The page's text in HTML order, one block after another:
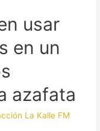
usar
en un
azafata
La Kalle FM